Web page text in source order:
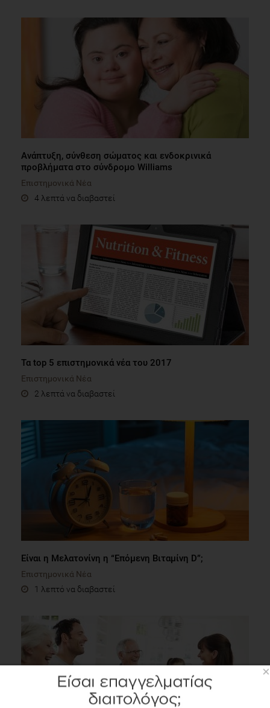
Ανάπτυξη, σύνθεση σώματος και ενδοκρινικά
προβλήματα στο σύνδρομο Williams
Επιστημονικά Νέα
4 λεπτά να διαβαστεί
Τα top 5 επιστημονικά νέα του 2017
Επιστημονικά Νέα
2 λεπτά να διαβαστεί
Είναι η Μελατονίνη η “Επόμενη Βιταμίνη D”;
Επιστημονικά Νέα
1 λεπτό να διαβαστεί
×